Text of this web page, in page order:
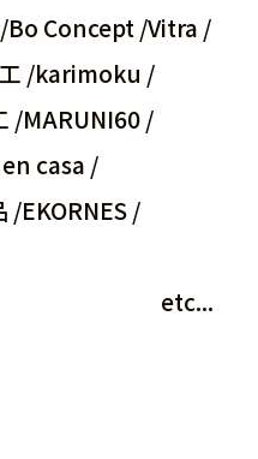
Bo Concept /Vitra /
/karimoku /
/MARUNI60 /
casa /
/EKORNES /
etc...